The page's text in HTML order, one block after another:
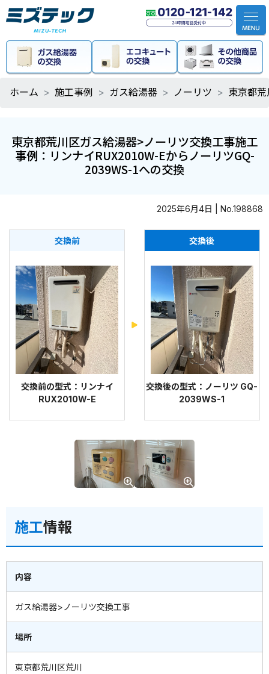
ホーム 施工事例 ガス給湯器 ノーリツ 東京都
東京都荒川区ガス給湯器>ノーリツ交換工事施工
事例：リンナイRUX2010W-EからノーリツGQ-
2039WS-1への交換
2025年6月4日 | No.198868
交換前
交換前の型式：リンナイ
RUX2010W-E
交換後
交換後の型式：ノーリツ GQ-
2039WS-1
施工情報
内容
ガス給湯器>ノーリツ交換工事
場所
東京都荒川区荒川